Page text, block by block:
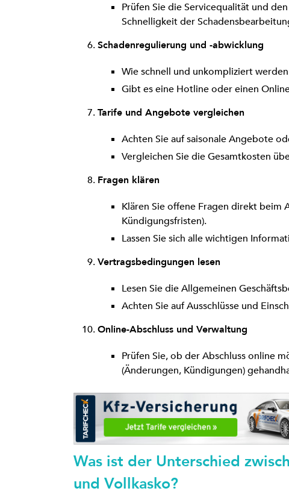
Prüfen Sie die Servicequalität und
Schnelligkeit der
Schadenregulierung und -abwicklung
Wie schnell und unkompliziert
Gibt es eine Hotline oder einen
Tarife und Angebote vergleichen
Achten Sie auf saisonale Angebote
Vergleichen Sie die Gesamtkosten
Fragen klären
Klären Sie offene Fragen direkt beim
Kündigungsfristen).
Lassen Sie sich alle wichtigen
Vertragsbedingungen lesen
Lesen Sie die Allgemeinen
Achten Sie auf Ausschlüsse und
Online-Abschluss und Verwaltung
Prüfen Sie, ob der Abschluss online
(Änderungen, Kündigungen)
Was ist der Unterschied
und Vollkasko?